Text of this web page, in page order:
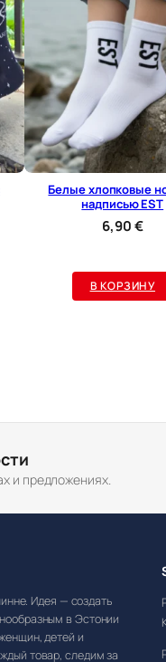
Белые хлопковые
надписью EST
6,90€
В КОРЗИНУ
и предложениях.
Идея — создать
в Эстонии
детей и
товар, следим за